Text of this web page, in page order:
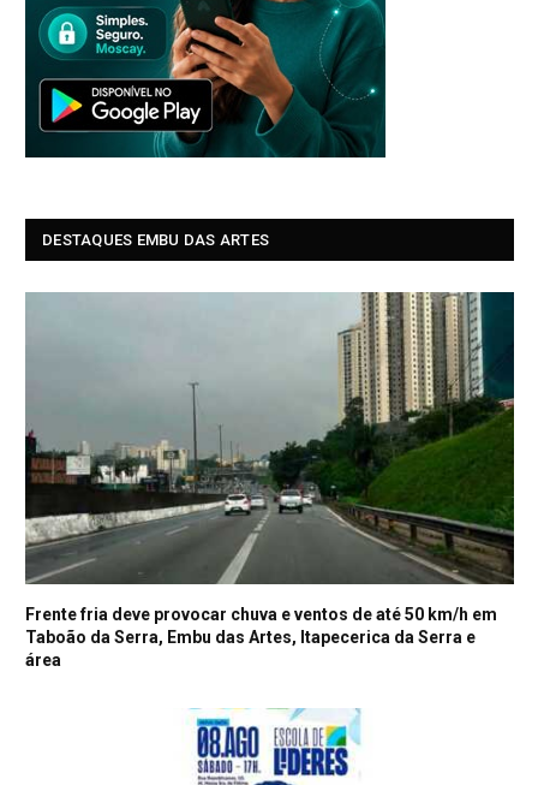
DESTAQUES EMBU DAS ARTES
Frente fria deve provocar chuva e ventos de até 50 km/h em
Taboão da Serra, Embu das Artes, Itapecerica da Serra e
área